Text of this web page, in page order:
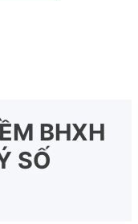
BHXH
SỐ